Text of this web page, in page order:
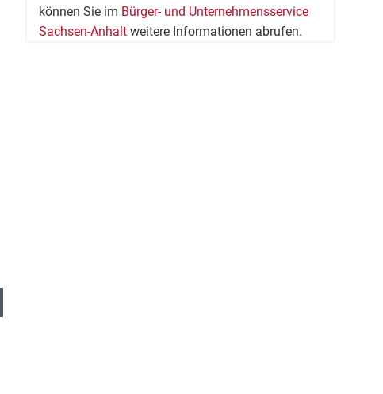
können Sie im Bürger- und Unternehmensservice
Sachsen-Anhalt weitere Informationen abrufen.